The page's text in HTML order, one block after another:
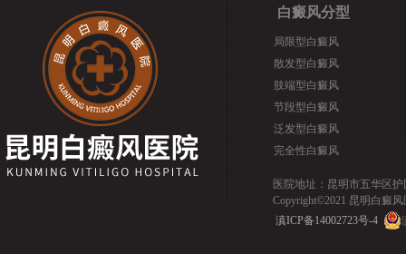
白癜风分型
局限型白癜风
散发型白癜风
肢端型白癜风
节段型白癜风
泛发型白癜风
完全性白癜风
医院地址：昆明市五华区护
Copyright©2021 昆明白癜风
滇ICP备14002723号-4